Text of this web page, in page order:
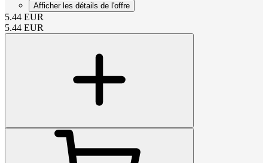
Afficher les détails de l'offre
5.44 EUR
5.44 EUR